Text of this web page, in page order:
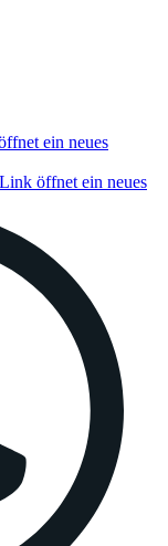
ein neues
öffnet ein neues